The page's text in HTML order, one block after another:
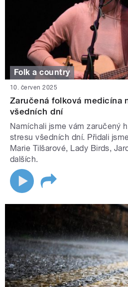
Folk a country
10. červen 2025
Zaručená folková medicína
všedních dní
Namíchali jsme vám zaručený
stresu všedních dní. Přidali
Marie Tilšarové, Lady Birds,
dalších.